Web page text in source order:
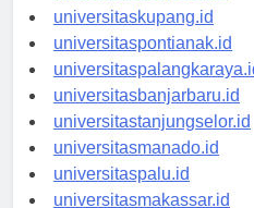
universitasdenpasar.id
universitaskupang.id
universitaspontianak.id
universitaspalangkaraya.id
universitasbanjarbaru.id
universitastanjungselor.id
universitasmanado.id
universitaspalu.id